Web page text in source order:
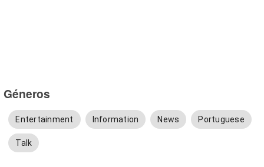
Géneros
Entertainment Information News Portuguese
Talk